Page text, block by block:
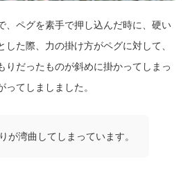
、ペグを素手で押し込んだ時に、硬い
した際、力の掛け方がペグに対して、
りだったものが斜めに掛かってしまっ
てしましました。
が湾曲してしまっています。